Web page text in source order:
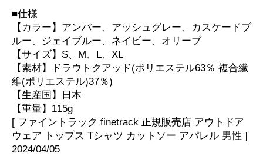
■仕様
【カラー】アンバー、アッシュグレー、カスケードブ
ルー、ジェイブルー、ネイビー、オリーブ
【サイズ】S、M、L、XL
【素材】ドラウトクアッド(ポリエステル63％ 複合繊
維(ポリエステル)37％)
【生産国】日本
【重量】115g
[ ファイントラック finetrack 正規販売店 アウトドア
ウェア トップス Tシャツ カットソー アパレル 男性 ]
2024/04/05